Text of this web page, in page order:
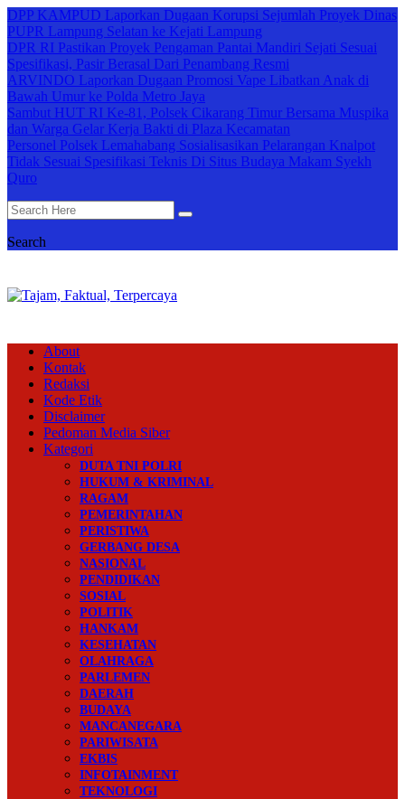
DPP KAMPUD Laporkan Dugaan Korupsi Sejumlah Proyek Dinas
PUPR Lampung Selatan ke Kejati Lampung
DPR RI Pastikan Proyek Pengaman Pantai Mandiri Sejati Sesuai
Spesifikasi, Pasir Berasal Dari Penambang Resmi
ARVINDO Laporkan Dugaan Promosi Vape Libatkan Anak di
Bawah Umur ke Polda Metro Jaya
Sambut HUT RI Ke-81, Polsek Cikarang Timur Bersama Muspika
dan Warga Gelar Kerja Bakti di Plaza Kecamatan
Personel Polsek Lemahabang Sosialisasikan Pelarangan Knalpot
Tidak Sesuai Spesifikasi Teknis Di Situs Budaya Makam Syekh
Quro
Search
About
Kontak
Redaksi
Kode Etik
Disclaimer
Pedoman Media Siber
Kategori
DUTA TNI POLRI
HUKUM & KRIMINAL
RAGAM
PEMERINTAHAN
PERISTIWA
GERBANG DESA
NASIONAL
PENDIDIKAN
SOSIAL
POLITIK
HANKAM
KESEHATAN
OLAHRAGA
PARLEMEN
DAERAH
BUDAYA
MANCANEGARA
PARIWISATA
EKBIS
INFOTAINMENT
TEKNOLOGI